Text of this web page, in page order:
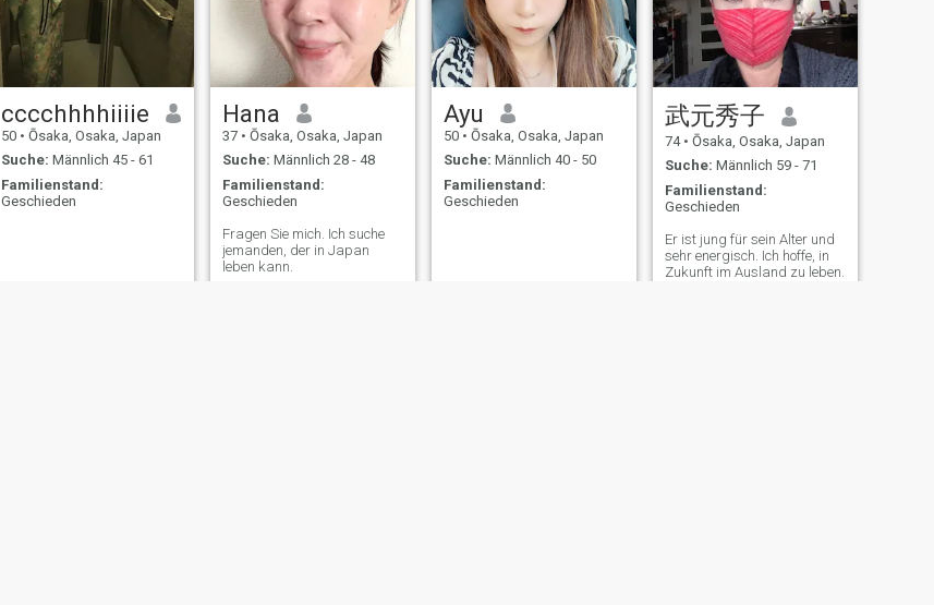
cccchhhhiiiie
50 • Ōsaka, Osaka, Japan
Suche: Männlich 45 - 61
Familienstand:
Geschieden
Hana
37 • Ōsaka, Osaka, Japan
Suche: Männlich 28 - 48
Familienstand:
Geschieden
Fragen Sie mich. Ich suche
jemanden, der in Japan
leben kann.
Ayu
50 • Ōsaka, Osaka, Japan
Suche: Männlich 40 - 50
Familienstand:
Geschieden
武元秀子
74 • Ōsaka, Osaka, Japan
Suche: Männlich 59 - 71
Familienstand:
Geschieden
Er ist jung für sein Alter und
sehr energisch. Ich hoffe, in
Zukunft im Ausland zu leben.